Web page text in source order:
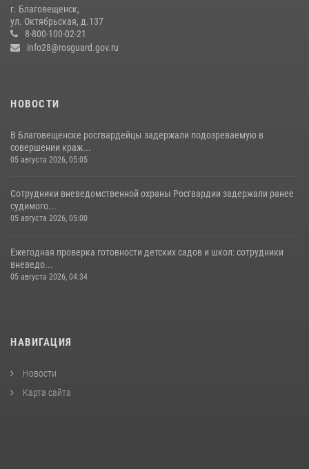
23 июля 2026, 07:49
г. Благовещенск,
ул. Октябрьская, д.137
8-800-100-02-21
info28@rosguard.gov.ru
НОВОСТИ
В Благовещенске росгвардейцы задержали подозреваемую в
совершении краж...
05 августа 2026, 05:05
Сотрудники вневедомственной охраны Росгвардии задержали ранее
судимого...
05 августа 2026, 05:00
Ежегодная проверка готовности детских садов и школ: сотрудники
вневедо...
05 августа 2026, 04:34
НАВИГАЦИЯ
Новости
Карта сайта